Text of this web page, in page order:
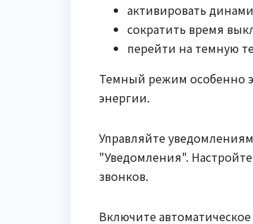
активировать
сократить время
перейти на темную
Темный режим особенно
энергии.
Управляйте
"Уведомления".
звонков.
Включите